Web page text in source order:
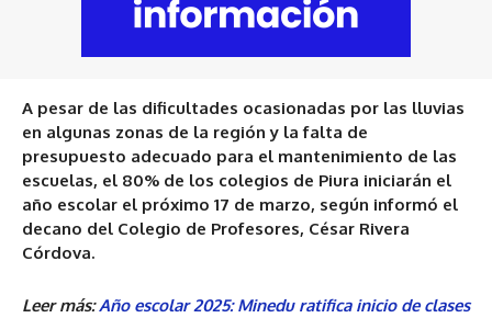
A pesar de las dificultades ocasionadas por las lluvias
en algunas zonas de la región y la falta de
presupuesto adecuado para el mantenimiento de las
escuelas, el 80% de los colegios de Piura iniciarán el
año escolar el próximo 17 de marzo, según informó el
decano del Colegio de Profesores, César Rivera
Córdova.
Leer más:Año escolar 2025: Minedu ratifica inicio de clases